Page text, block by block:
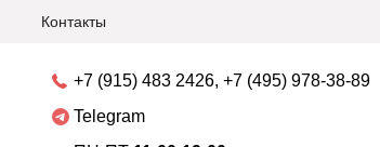
Контакты
+7 (915) 483 2426, +7 (495) 978-38-89
Telegram